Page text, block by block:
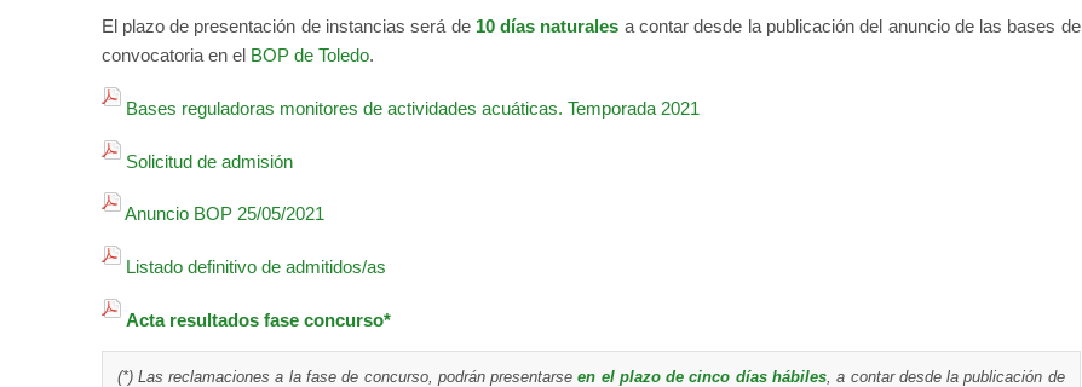
El plazo de presentación de instancias será de 10 días naturales a contar desde la publicación del anuncio de las bases de
convocatoria en el BOP de Toledo.
Bases reguladoras monitores de actividades acuáticas. Temporada 2021
Solicitud de admisión
Anuncio BOP 25/05/2021
Listado definitivo de admitidos/as
Acta resultados fase concurso*
(*) Las reclamaciones a la fase de concurso, podrán presentarseen el plazo de cinco días hábiles, a contar desde la publicación de